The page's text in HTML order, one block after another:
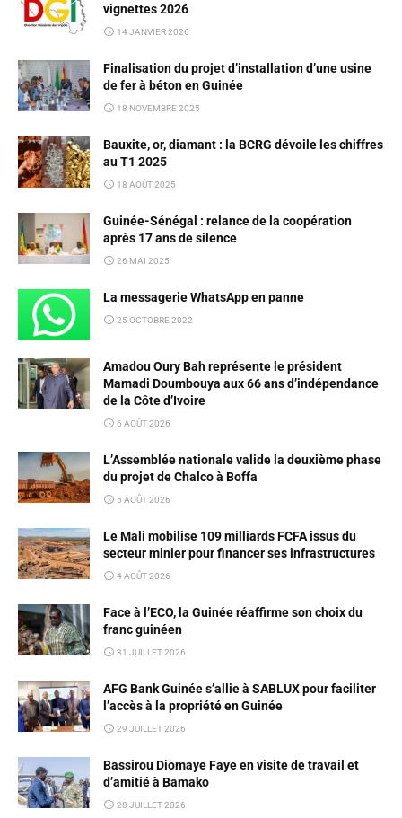
vignettes 2026
14 JANVIER 2026
Finalisation du projet d’installation d’une usine
de fer à béton en Guinée
18 NOVEMBRE 2025
Bauxite, or, diamant : la BCRG dévoile les chiffres
au T1 2025
18 AOÛT 2025
Guinée-Sénégal : relance de la coopération
après 17 ans de silence
26 MAI 2025
La messagerie WhatsApp en panne
25 OCTOBRE 2022
Amadou Oury Bah représente le président
Mamadi Doumbouya aux 66 ans d’indépendance
de la Côte d’Ivoire
6 AOÛT 2026
L’Assemblée nationale valide la deuxième phase
du projet de Chalco à Boffa
5 AOÛT 2026
Le Mali mobilise 109 milliards FCFA issus du
secteur minier pour financer ses infrastructures
4 AOÛT 2026
Face à l’ECO, la Guinée réaffirme son choix du
franc guinéen
31 JUILLET 2026
AFG Bank Guinée s’allie à SABLUX pour faciliter
l’accès à la propriété en Guinée
29 JUILLET 2026
Bassirou Diomaye Faye en visite de travail et
d’amitié à Bamako
28 JUILLET 2026